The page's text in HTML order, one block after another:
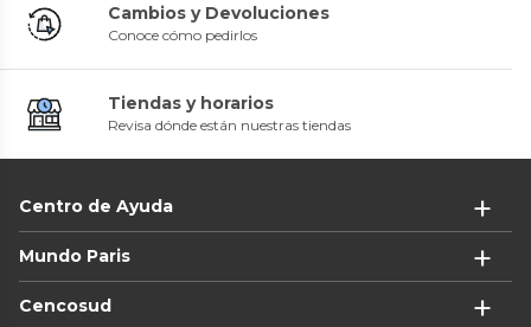
Cambios y Devoluciones
Conoce cómo pedirlos
Tiendas y horarios
Revisa dónde están nuestras tiendas
Centro de Ayuda
Mundo Paris
Cencosud